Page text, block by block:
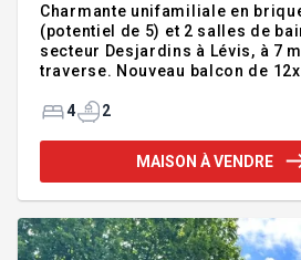
Charmante unifamiliale en
(potentiel de 5) et 2 salles de
secteur Desjardins à Lévis, à 7
traverse. Nouveau balcon de
recevoir. Rez-de-chaussée à
avec goût. Cuisine fonctionnelle
système à eau chaude
paisible, à proximité des
cyclables et services.
4 2
MAISON À VENDRE